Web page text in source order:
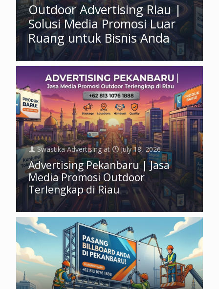
Outdoor Advertising Riau |
Solusi Media Promosi Luar
Ruang untuk Bisnis Anda
Swastika Advertising at July 18, 2026
Advertising Pekanbaru | Jasa
Media Promosi Outdoor
Terlengkap di Riau